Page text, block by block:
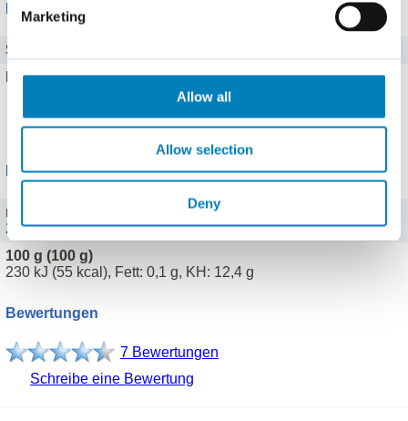
Marketing
Allow all
Allow selection
Deny
Mineralstoffe
Salz
Eisen
0,5 mg
Alle 13 Mineralstoffe zeigen
Portionen
mittelgroße (125 g)
288 kJ (69 kcal), Fett: 0,1 g, KH: 15,5 g
100 g (100 g)
230 kJ (55 kcal), Fett: 0,1 g, KH: 12,4 g
Bewertungen
7 Bewertungen
Schreibe eine Bewertung